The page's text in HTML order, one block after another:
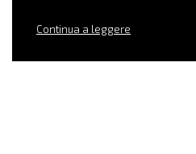
Continua a leggere